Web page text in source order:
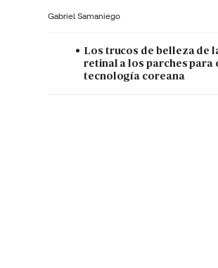
Gabriel Samaniego
Los trucos de belleza de
retinal a los parches para
tecnología coreana